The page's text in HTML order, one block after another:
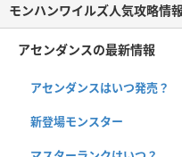
モンハンワイルズ人気攻略情
アセンダンスの最新情報
アセンダンスはいつ発売？
新登場モンスター